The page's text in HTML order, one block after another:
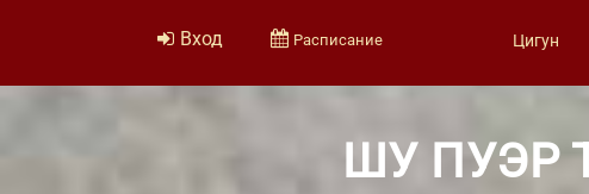
Вход Расписание Цигун
ШУ ПУЭР